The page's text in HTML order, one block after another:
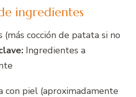
ingredientes
(más cocción de patata si no
Ingredientes a
con piel (aproximadamente